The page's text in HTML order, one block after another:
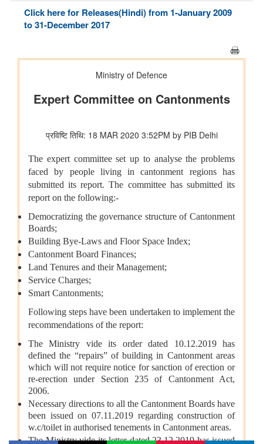
पढ़ाई पूरी करने में छात्रवृत्ति सहायता ने कैसे मदद की
वित्तीय बाधाओं से लेकर तकनीकी आकांक्षाओं तक: यारा महेश को बी.टेक की
अन्य
केंद्रीकृत जन शिकायत निवारण और निगरानी प्रणाली (सीपीग्राम)
Click here for Releases(Hindi) from 1-January 2009
to 31-December 2017